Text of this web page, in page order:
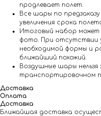
продлевает полет.
Все шары по
увеличения срока
Итоговый набор
фото. При отсутствии
необходимой формы и
ближайший похожий.
Воздушные шары нельзя
транспортировочном
Доставка
Оплата
Доставка
Ближайшая доставка